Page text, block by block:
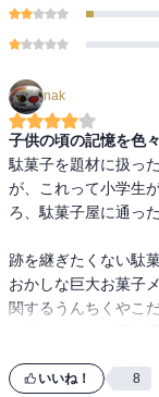
nak
子供の頃の記憶を色
駄菓子を題材に扱っ
が、これって小学生
ろ、駄菓子屋に通っ
跡を継ぎたくない駄
おかしな巨大お菓子
関するうんちくやこ
駄菓子屋の思い出と
いいね！ 8